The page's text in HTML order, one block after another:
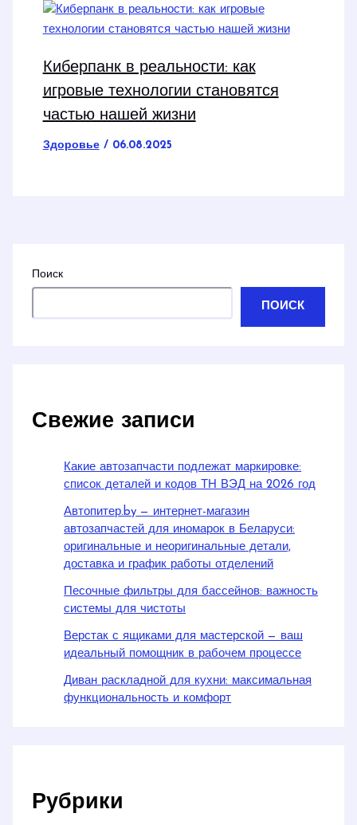
Киберпанк в реальности: как
игровые технологии становятся
частью нашей жизни
Здоровье/ 06.08.2025
Поиск
ПОИСК
Свежие записи
Какие автозапчасти подлежат маркировке:
список деталей и кодов ТН ВЭД на 2026 год
Автопитер.by — интернет-магазин
автозапчастей для иномарок в Беларуси:
оригинальные и неоригинальные детали,
доставка и график работы отделений
Песочные фильтры для бассейнов: важность
системы для чистоты
Верстак с ящиками для мастерской — ваш
идеальный помощник в рабочем процессе
Диван раскладной для кухни: максимальная
функциональность и комфорт
Рубрики